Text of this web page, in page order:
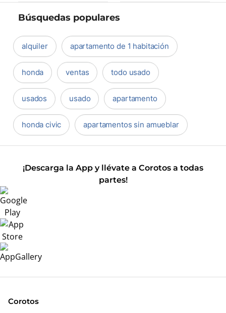
Búsquedas populares
alquiler apartamento de 1 habitación
honda ventas todo usado
usados usado apartamento
honda civic apartamentos sin amueblar
¡Descarga la App y llévate a Corotos a todas
partes!
Corotos